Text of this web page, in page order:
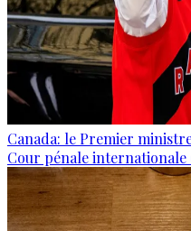
Canada: le Premier
Cour pénale internationale